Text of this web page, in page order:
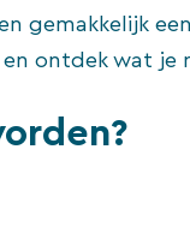
gemakkelijk
ontdek wat je